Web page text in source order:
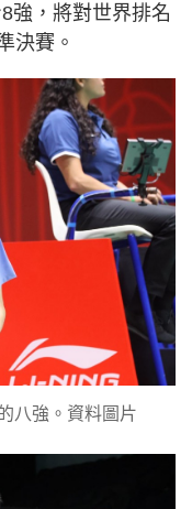
強，將對世界排名
決賽。
八強。資料圖片